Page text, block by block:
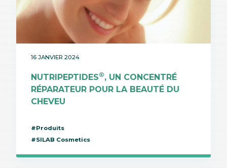
16 JANVIER 2024
NUTRIPEPTIDES®, UN CONCENTRÉ
RÉPARATEUR POUR LA BEAUTÉ DU
CHEVEU
#Produits
#SILAB Cosmetics